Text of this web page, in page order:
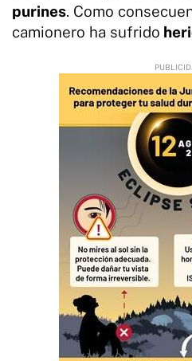
purines. Como
camionero ha sufrido